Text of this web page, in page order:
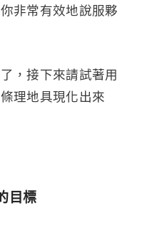
非常有效地說服夥
，接下來請試著用
理地具現化出來
目標